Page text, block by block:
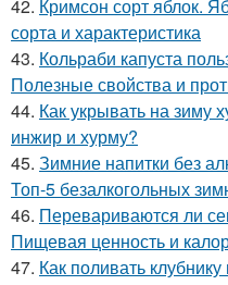
42. Кримсон сорт яблок.
сорта и характеристика
43. Кольраби капуста
Полезные свойства и
44. Как укрывать на зиму
инжир и хурму?
45. Зимние напитки без
Топ-5 безалкогольных
46. Перевариваются ли
Пищевая ценность и
47. Как поливать